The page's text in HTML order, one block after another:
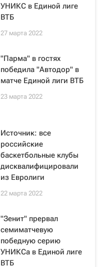
УНИКС в Единой лиге
ВТБ
27 марта 2022
"Парма" в гостях
победила "Автодор" в
матче Единой лиги ВТБ
23 марта 2022
Источник: все
российские
баскетбольные клубы
дисквалифицировали
из Евролиги
22 марта 2022
"Зенит" прервал
семиматчевую
победную серию
УНИКСа в Единой лиге
ВТБ